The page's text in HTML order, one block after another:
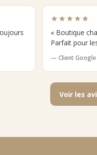
★★★★★
« Boutique
Parfait pour
— Client Google
Voir les